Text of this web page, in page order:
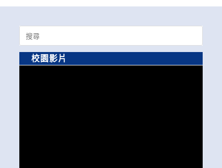
Search
for:
校園影片